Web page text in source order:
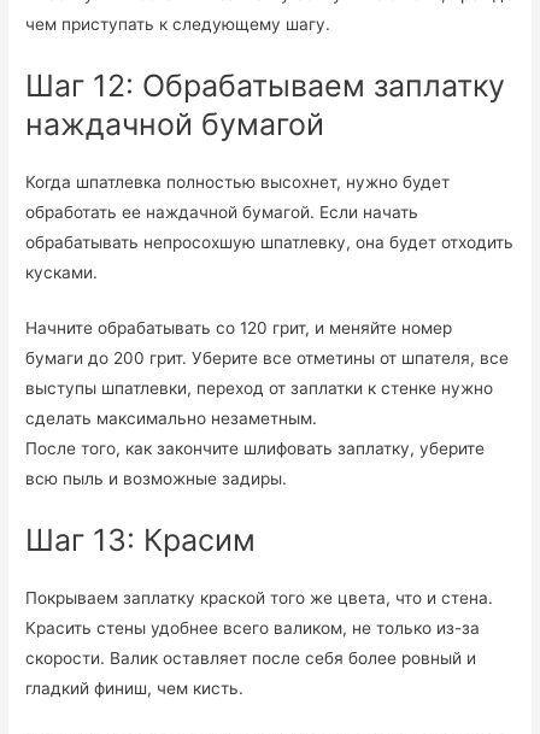
чем приступать к следующему шагу.
Шаг 12: Обрабатываем заплатку
наждачной бумагой
Когда шпатлевка полностью высохнет, нужно будет
обработать ее наждачной бумагой. Если начать
обрабатывать непросохшую шпатлевку, она будет отходить
кусками.
Начните обрабатывать со 120 грит, и меняйте номер
бумаги до 200 грит. Уберите все отметины от шпателя, все
выступы шпатлевки, переход от заплатки к стенке нужно
сделать максимально незаметным.
После того, как закончите шлифовать заплатку, уберите
всю пыль и возможные задиры.
Шаг 13: Красим
Покрываем заплатку краской того же цвета, что и стена.
Красить стены удобнее всего валиком, не только из-за
скорости. Валик оставляет после себя более ровный и
гладкий финиш, чем кисть.